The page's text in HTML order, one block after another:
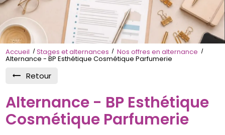
Accueil Stages et alternances Nos offres en alternance
Alternance - BP Esthétique Cosmétique Parfumerie
Retour
Alternance - BP Esthétique
Cosmétique Parfumerie